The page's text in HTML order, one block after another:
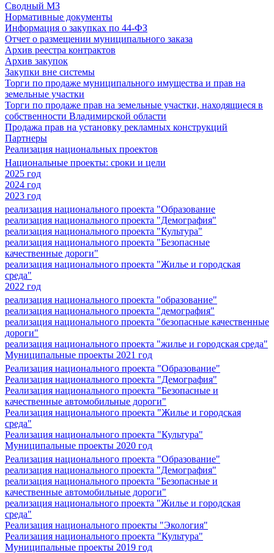
Сводный МЗ
Нормативные документы
Информация о закупках по 44-ФЗ
Отчет о размещении муниципального заказа
Архив реестра контрактов
Архив закупок
Закупки вне системы
Торги по продаже муниципального имущества и прав на
земельные участки
Торги по продаже прав на земельные участки, находящиеся в
собственности Владимирской области
Продажа прав на установку рекламных конструкций
Партнеры
Реализация национальных проектов
Национальные проекты: сроки и цели
2025 год
2024 год
2023 год
реализация национального проекта "Образование
реализация национального проекта "Демография"
реализация национального проекта "Культура"
реализация национального проекта "Безопасные
качественные дороги"
реализация национального проекта "Жилье и городская
среда"
2022 год
реализация национального проекта "образование"
реализация национального проекта "демография"
реализация национального проекта "безопасные качественные
дороги"
реализация национального проекта "жилье и городская среда"
Муниципальные проекты 2021 год
Реализация национального проекта "Образование"
Реализация национального проекта "Демография"
Реализация национального проекта "Безопасные и
качественные автомобильные дороги"
Реализация национального проекта "Жилье и городская
среда"
Реализация национального проекта "Культура"
Муниципальные проекты 2020 год
Реализация национального проекта "Образование"
реализация национального проекта "Демография"
реализация национального проекта "Безопасные и
качественные автомобильные дороги"
реализация национального проекта "Жилье и городская
среда"
Реализация национального проекты "Экология"
Реализация национального проекта "Культура"
Муниципальные проекты 2019 год